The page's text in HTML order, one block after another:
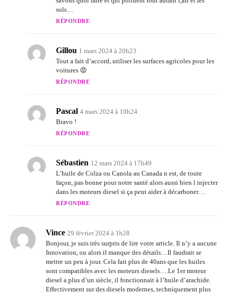
sols…
RÉPONDRE
Gillou 1 mars 2024 à 20h23
Tout a fait d’accord, utiliser les surfaces agricoles pour les
voitures 😡
RÉPONDRE
Pascal 4 mars 2024 à 10h24
Bravo !
RÉPONDRE
Sébastien 12 mars 2024 à 17h49
L’huile de Colza ou Canola au Canada n est, de toute
façon, pas bonne pour notre santé alors aussi bien l injecter
dans les moteurs diesel si ça peut aider à décarboner…
RÉPONDRE
Vince 29 février 2024 à 1h28
Bonjour, je suis très surpris de lire votre article. Il n’y a aucune
Innovation, ou alors il manque des détails…Il faudrait se
mettre un peu à jour. Cela fait plus de 40ans que les huiles
sont compatibles avec les moteurs diesels….Le 1er moteur
diesel a plus d’un siècle, il fonctionnait à l’huile d’arachide.
Effectivement sur des diesels modernes, techniquement plus